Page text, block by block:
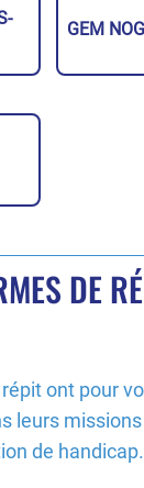
GEM
DE
ont pour
leurs
de handicap.